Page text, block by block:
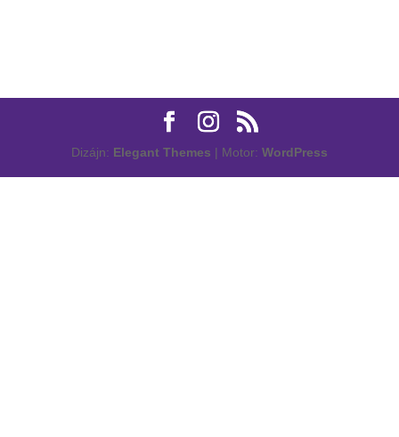
Dizájn: Elegant Themes | Motor: WordPress